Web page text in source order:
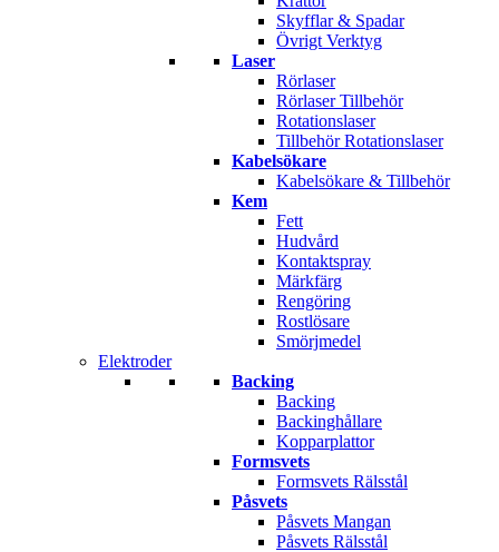
Skyfflar & Spadar
Övrigt Verktyg
Laser
Rörlaser
Rörlaser Tillbehör
Rotationslaser
Tillbehör Rotationslaser
Kabelsökare
Kabelsökare & Tillbehör
Kem
Fett
Hudvård
Kontaktspray
Märkfärg
Rengöring
Rostlösare
Smörjmedel
Elektroder
Backing
Backing
Backinghållare
Kopparplattor
Formsvets
Formsvets Rälsstål
Påsvets
Påsvets Mangan
Påsvets Rälsstål